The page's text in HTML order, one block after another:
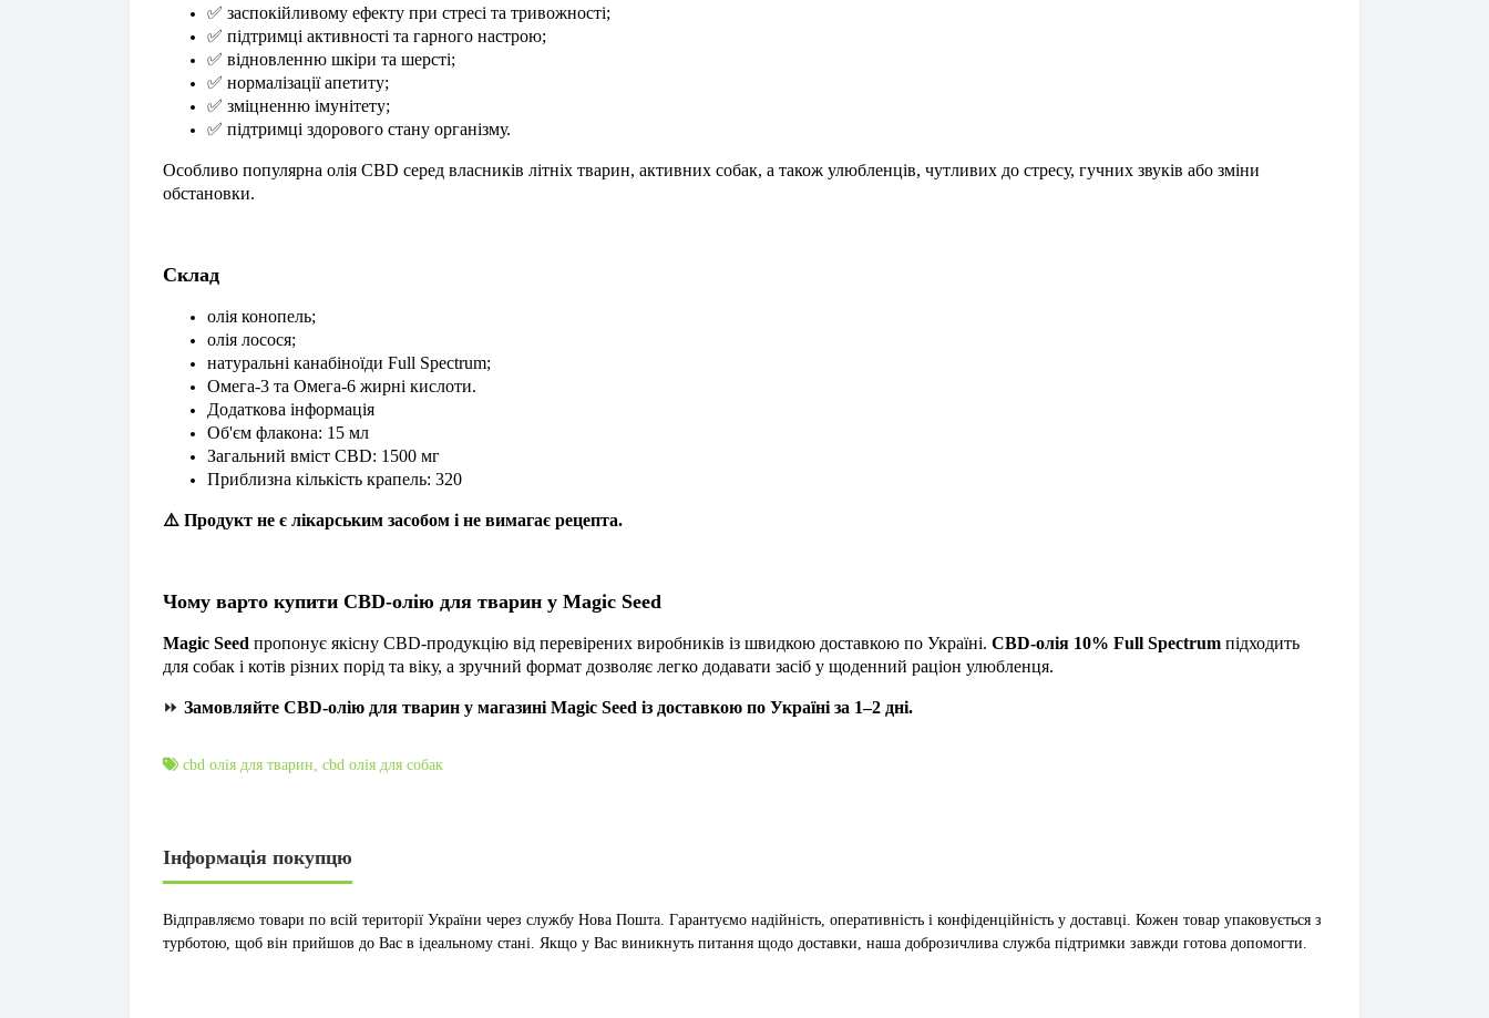
✅ заспокійливому ефекту при стресі та тривожності;
✅ підтримці активності та гарного настрою;
✅ відновленню шкіри та шерсті;
✅ нормалізації апетиту;
✅ зміцненню імунітету;
✅ підтримці здорового стану організму.
Особливо популярна олія CBD серед власників літніх тварин, активних собак, а також улюбленців, чутливих до стресу, гучних звуків або зміни
обстановки.
Склад
олія конопель;
олія лосося;
натуральні канабіноїди Full Spectrum;
Омега-3 та Омега-6 жирні кислоти.
Додаткова інформація
Об'єм флакона: 15 мл
Загальний вміст CBD: 1500 мг
Приблизна кількість крапель: 320
⚠ ️ Продукт не є лікарським засобом і не вимагає рецепта.
Чому варто купити CBD-олію для тварин у Magic Seed
Magic Seed пропонує якісну CBD-продукцію від перевірених виробників із швидкою доставкою по Україні. CBD-олія 10% Full Spectrum підходить
для собак і котів різних порід та віку, а зручний формат дозволяє легко додавати засіб у щоденний раціон улюбленця.
⏩ Замовляйте CBD-олію для тварин у магазині Magic Seed із доставкою по Україні за 1–2 дні.
cbd олія для тварин, cbd олія для собак
Інформація покупцю
Відправляємо товари по всій території України через службу Нова Пошта. Гарантуємо надійність, оперативність і конфіденційність у доставці. Кожен товар упаковується з
турботою, щоб він прийшов до Вас в ідеальному стані. Якщо у Вас виникнуть питання щодо доставки, наша доброзичлива служба підтримки завжди готова допомогти.